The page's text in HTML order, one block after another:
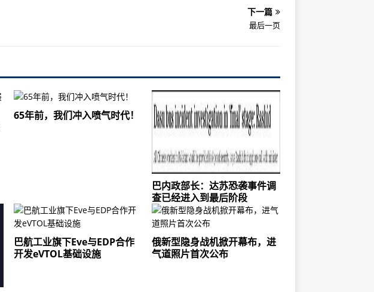
下一篇
最后一页
65年前，我们冲入喷气时代！
巴内政部长：达苏恐袭事件调
查已经进入到最后阶段
巴航工业旗下Eve与EDP合作
开发eVTOL基础设施
俄新型隐身战机掀开幕布，进
气道照片首次公布